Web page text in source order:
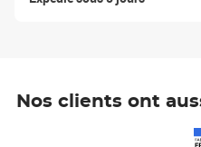
Nos clients ont